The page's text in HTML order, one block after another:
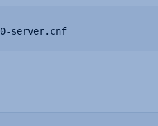
server.cnf